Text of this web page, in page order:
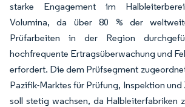
starke Engagement im
Volumina, da über 80 % der
Prüfarbeiten in der Region
hochfrequente Ertragsüberwachung und
erfordert. Die dem Prüfsegment
Pazifik-Marktes für Prüfung, Inspektion
soll stetig wachsen, da Halbleiterfabriken